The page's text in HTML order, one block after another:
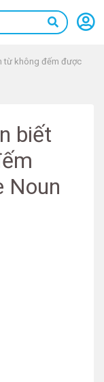
từ không đếm được
biết
Noun